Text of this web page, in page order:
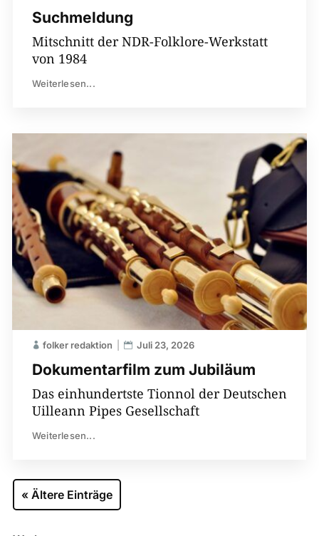
Suchmeldung
Mitschnitt der NDR-Folklore-Werkstatt
von 1984
Weiterlesen...
Dokumentarfilm zum Jubiläum
folker redaktion Juli 23, 2026
Das einhundertste Tionnol der Deutschen
Uilleann Pipes Gesellschaft
Weiterlesen...
« Ältere Einträge